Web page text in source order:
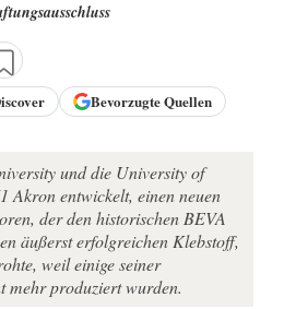
Bevorzugte Quellen
und die University of
Akron entwickelt, einen neuen
der den historischen BEVA
äußerst erfolgreichen Klebstoff,
weil einige seiner
mehr produziert wurden.